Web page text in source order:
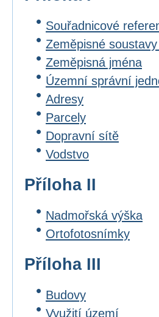
Souřadnicové
Zeměpisné
Zeměpisná jména
Územní správní
Adresy
Parcely
Dopravní sítě
Vodstvo
Příloha II
Nadmořská výška
Ortofotosnímky
Příloha III
Budovy
Využití území